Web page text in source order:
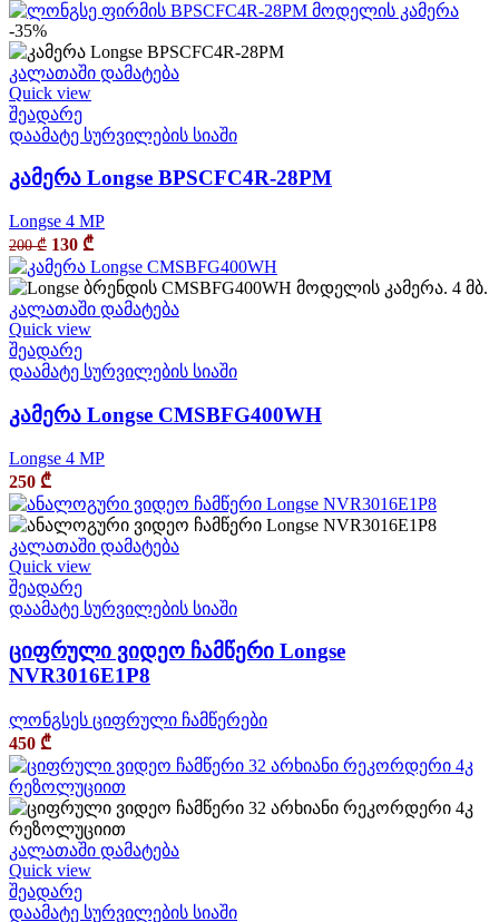
-35%
კალათაში დამატება
Quick view
შეადარე
დაამატე სურვილების სიაში
კამერა Longse BPSCFC4R-28PM
Longse 4 MP
200₾ 130 ₾
კალათაში დამატება
Quick view
შეადარე
დაამატე სურვილების სიაში
კამერა Longse CMSBFG400WH
Longse 4 MP
250 ₾
კალათაში დამატება
Quick view
შეადარე
დაამატე სურვილების სიაში
ციფრული ვიდეო ჩამწერი Longse
NVR3016E1P8
ლონგსეს ციფრული ჩამწერები
450 ₾
კალათაში დამატება
Quick view
შეადარე
დაამატე სურვილების სიაში